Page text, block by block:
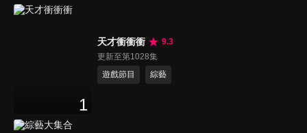
1
天才衝衝衝
9.3
更新至第1028集
遊戲節目
綜藝